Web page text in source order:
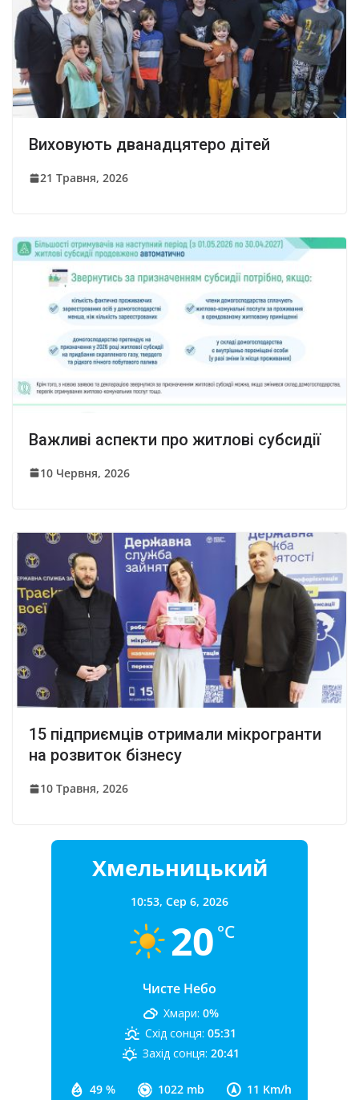
Виховують дванадцятеро дітей
21 Травня, 2026
Важливі аспекти про житлові субсидії
10 Червня, 2026
15 підприємців отримали мікрогранти
на розвиток бізнесу
10 Травня, 2026
Хмельницький
10:53, Сер 6, 2026
20 °C
Чисте Небо
49 % 1022 mb 11 Km/h
Хмари: 0%
Схід сонця: 05:31
Захід сонця: 20:41